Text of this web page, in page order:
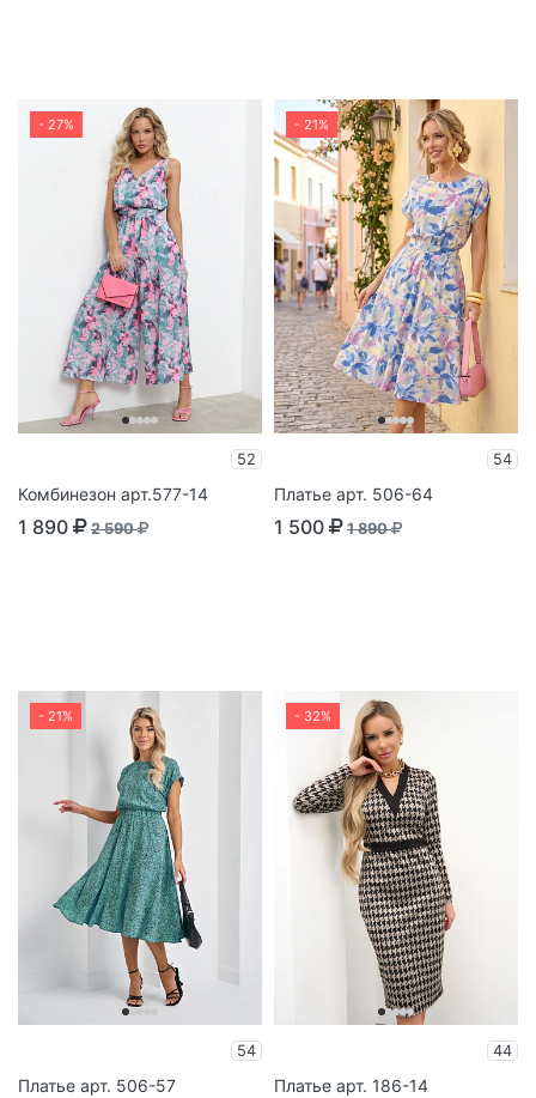
- 27%
52
Комбинезон арт.577-14
1 890 2 590
- 21%
54
Платье арт. 506-64
1 500 1 890
- 21%
54
Платье арт. 506-57
- 32%
44
Платье арт. 186-14